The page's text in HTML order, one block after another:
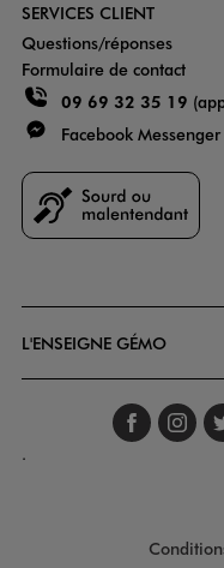
SERVICES CLIENT
Questions/réponses
Formulaire de contact
09 69 32 35 19
Facebook Messenger
L'ENSEIGNE GÉMO
.